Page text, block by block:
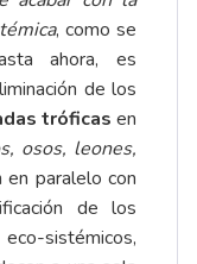
, como se
ahora, es
de los
tróficas en
osos, leones,
en paralelo con
de los
sistémicos,